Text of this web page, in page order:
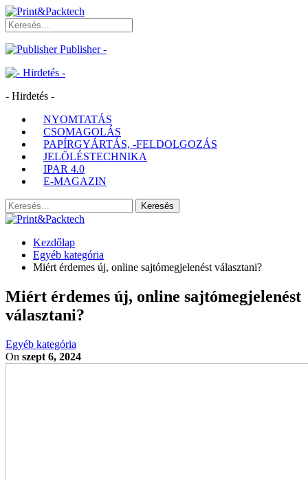
Publisher -
- Hirdetés -
NYOMTATÁS
CSOMAGOLÁS
PAPÍRGYÁRTÁS, -FELDOLGOZÁS
JELÖLÉSTECHNIKA
IPAR 4.0
E-MAGAZIN
Kezdőlap
Egyéb kategória
Miért érdemes új, online sajtómegjelenést választani?
Miért érdemes új, online sajtómegjelenést
választani?
Egyéb kategória
On szept 6, 2024